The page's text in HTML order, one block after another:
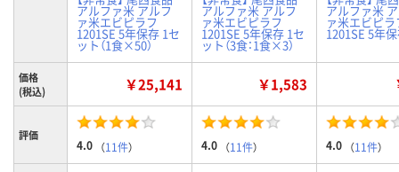
アルファ米 アルフ
ァ米エビピラフ
1201SE 5年保存 1セ
ット（1食×50）
アルファ米 アルフ
ァ米エビピラフ
1201SE 5年保存 1セ
ット（3食：1食×3）
アルファ米
ァ米エビピラ
1201SE 5年
価格
(税込)
￥25,141 ￥1,583
評価
4.0 （11件） 4.0 （11件） 4.0 （11件）